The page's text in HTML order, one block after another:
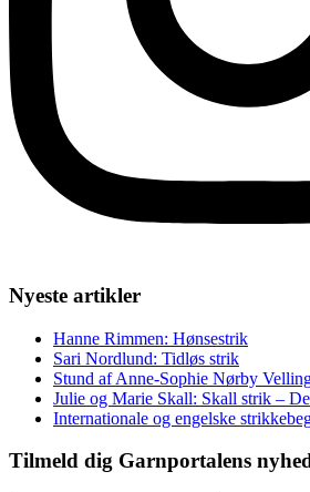
Nyeste artikler
Hanne Rimmen: Hønsestrik
Sari Nordlund: Tidløs strik
Stund af Anne-Sophie Nørby
Julie og Marie Skall: Skall strik –
Internationale og engelske
Tilmeld dig Garnportalens